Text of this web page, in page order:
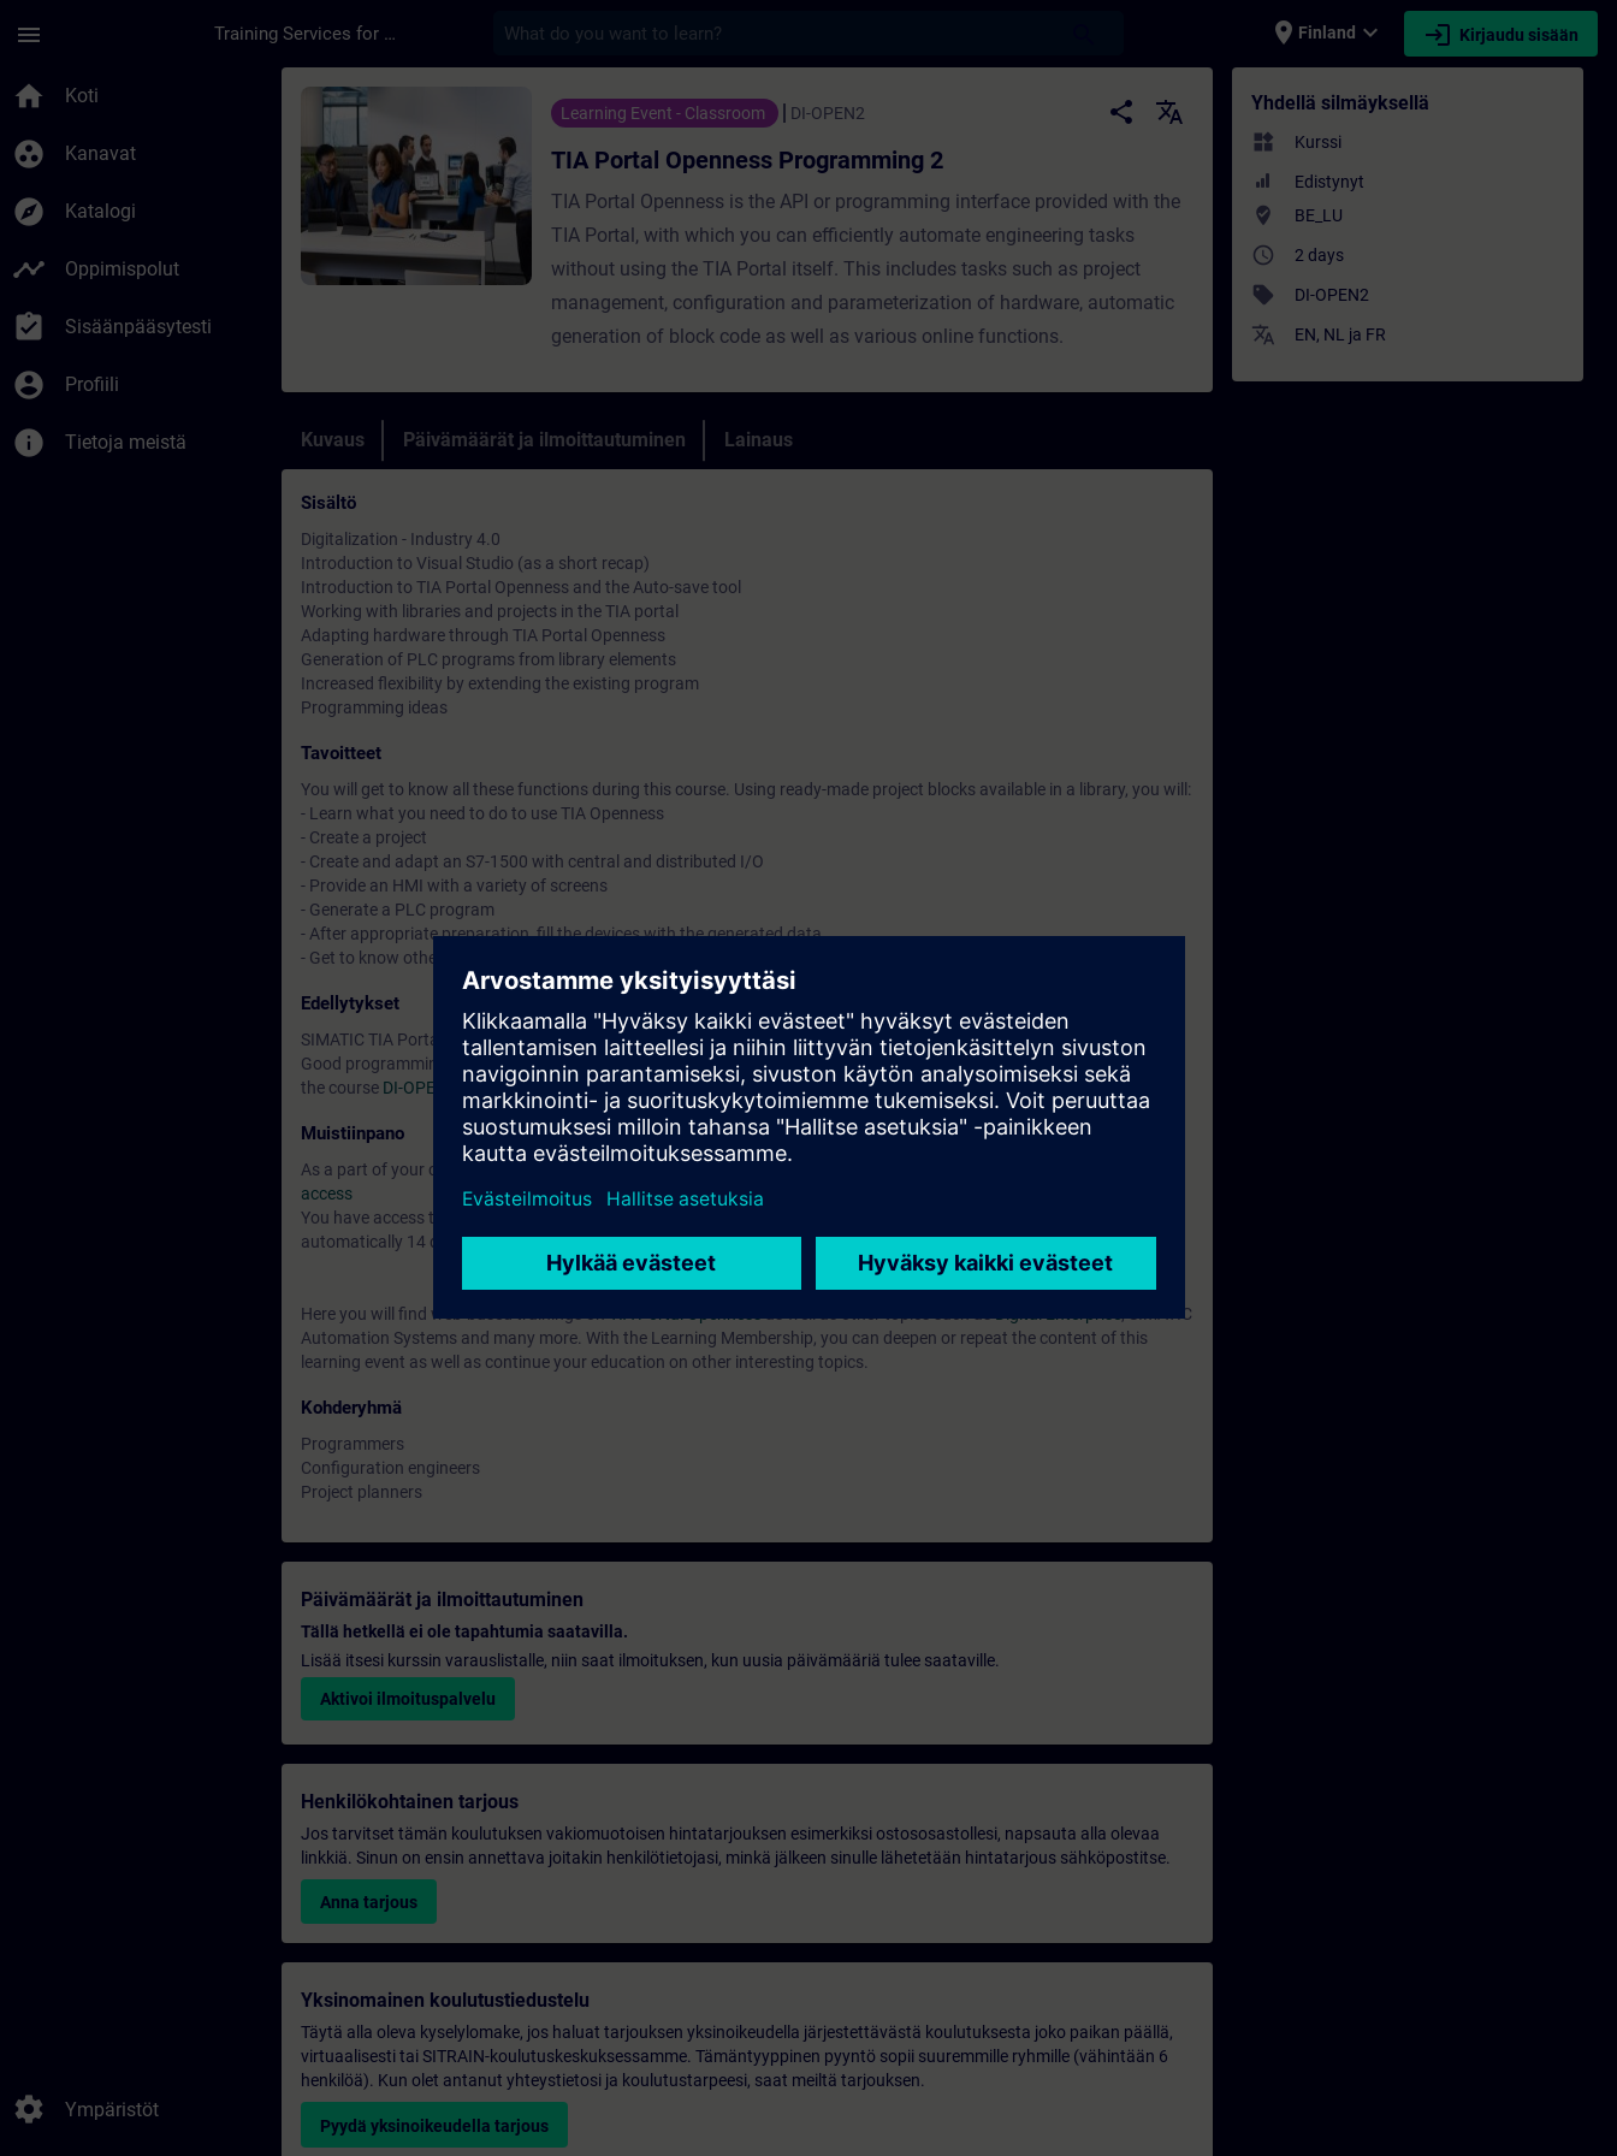
menu Training Services for Digital Industries place Finland expand_more login Kirjaudu sisään
home Koti
group_work Kanavat
explore Katalogi
timeline Oppimispolut
assignment_turned_in Sisäänpääsytesti
account_circle Profiili
info Tietoja meistä
settings Ympäristöt
Kurssi - TIA Portal Openness Programming 2 - Koulutus - Koulutus - Ammatillinen kehittyminen | SITRAIN
Learning Event - Classroom DI-OPEN2 share
translate
TIA Portal Openness Programming 2
TIA Portal Openness is the API or programming interface provided with the
TIA Portal, with which you can efficiently automate engineering tasks
without using the TIA Portal itself. This includes tasks such as project
management, configuration and parameterization of hardware, automatic
generation of block code as well as various online functions.
Kuvaus Päivämäärät ja ilmoittautuminen Lainaus
Sisältö
Digitalization - Industry 4.0
Introduction to Visual Studio (as a short recap)
Introduction to TIA Portal Openness and the Auto-save tool
Working with libraries and projects in the TIA portal
Adapting hardware through TIA Portal Openness
Generation of PLC programs from library elements
Increased flexibility by extending the existing program
Programming ideas
Tavoitteet
You will get to know all these functions during this course. Using ready-made project blocks available in a library, you will:
- Learn what you need to do to use TIA Openness
- Create a project
- Create and adapt an S7-1500 with central and distributed I/O
- Provide an HMI with a variety of screens
- Generate a PLC program
- After appropriate preparation, fill the devices with the generated data
- Get to know other useful functions and ideas of implementing functions
Edellytykset
SIMATIC TIA Portal knowledge in the context of TIA-PRO2 or TIA-SYSUP
Good programming skills in the C# programming language and in working with Visual Studio. For this, you can attend
the course DI-OPEN1
Muistiinpano
As a part of your course booking you will receive free trial access to the digital learning platform:
access
You have access to over 200 web-based training courses 7 days before the start of the course. The test period ends
automatically 14 days after the end of the course.
Here you will find web-based trainings on
, SIMATIC
Automation Systems and many more. With the Learning Membership, you can deepen or repeat the content of this
learning event as well as continue your education on other interesting topics.
Kohderyhmä
Programmers
Configuration engineers
Project planners
Päivämäärät ja ilmoittautuminen
Tällä hetkellä ei ole tapahtumia saatavilla.
Lisää itsesi kurssin varauslistalle, niin saat ilmoituksen, kun uusia päivämääriä tulee saataville.
Aktivoi ilmoituspalvelu
Henkilökohtainen tarjous
Jos tarvitset tämän koulutuksen vakiomuotoisen hintatarjouksen esimerkiksi ostososastollesi, napsauta alla olevaa
linkkiä. Sinun on ensin annettava joitakin henkilötietojasi, minkä jälkeen sinulle lähetetään hintatarjous sähköpostitse.
Anna tarjous
Yksinomainen koulutustiedustelu
Täytä alla oleva kyselylomake, jos haluat tarjouksen yksinoikeudella järjestettävästä koulutuksesta joko paikan päällä,
virtuaalisesti tai SITRAIN-koulutuskeskuksessamme. Tämäntyyppinen pyyntö sopii suuremmille ryhmille (vähintään 6
henkilöä). Kun olet antanut yhteystietosi ja koulutustarpeesi, saat meiltä tarjouksen.
Pyydä yksinoikeudella tarjous
Yhdellä silmäyksellä
widgets Kurssi
Edistynyt
where_to_vote BE_LU
access_time 2 days
sell DI-OPEN2
translate EN, NL ja FR